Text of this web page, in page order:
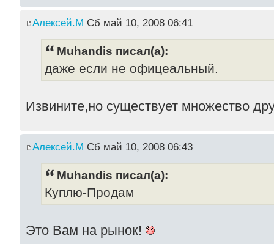
Алексей.М Сб май 10, 2008 06:41
Muhandis писал(а):
даже если не офицеальный.
Извините,но существует множество
Алексей.М Сб май 10, 2008 06:43
Muhandis писал(а):
Куплю-Продам
Это Вам на рынок!